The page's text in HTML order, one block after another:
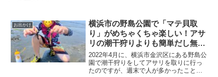
お出かけ
横浜市の野島公園で「マテ貝取
り」がめちゃくちゃ楽しい！アサ
リの潮干狩りよりも簡単だし無料
です！
2022年4月に、横浜市金沢区にある野島公
園で潮干狩りをしてアサリを取りに行っ
たのですが、週末で人が多かったことも